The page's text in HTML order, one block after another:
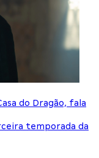
do Dragão, fala
temporada da